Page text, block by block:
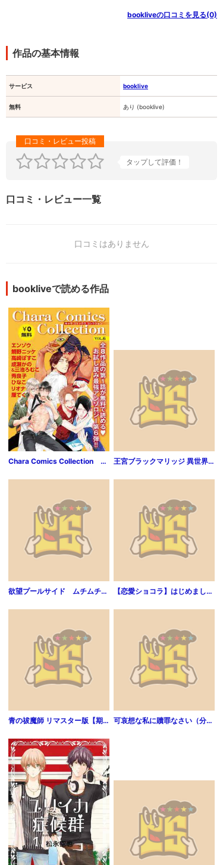
bookliveの口コミを見る(0)
作品の基本情報
サービス booklive
無料 あり (booklive)
タップして評価！
口コミ・レビュー一覧
口コミはありません
bookliveで読める作品
Chara Comics Collection VOL.6 王宮ブラックマリッジ 異世界トリップしたら宰相様に抱かれていました。（分冊版）結婚式は夢の中で！？ 【第1話】
欲望プールサイド ムチムチ水着をずらしてin！［分冊版］1話 【恋愛ショコラ】はじめまして、私の嘘つきカレシくん？～ほしがるところ、教えてあげようか(1)
青の祓魔師 リマスター版【期間限定無料】 1 可哀想な私に贖罪なさい（分冊版） 【第1話】